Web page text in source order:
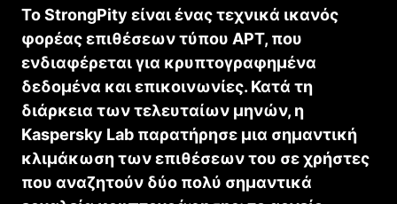
Το StrongPity είναι ένας τεχνικά ικανός
φορέας επιθέσεων τύπου APT, που
ενδιαφέρεται για κρυπτογραφημένα
δεδομένα και επικοινωνίες. Κατά τη
διάρκεια των τελευταίων μηνών, η
Kaspersky Lab παρατήρησε μια σημαντική
κλιμάκωση των επιθέσεων του σε χρήστες
που αναζητούν δύο πολύ σημαντικά